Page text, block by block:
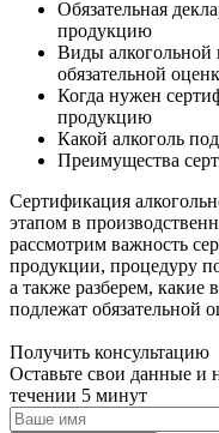
Обязательная
продукцию
Виды алкогольной
обязательной
Когда нужен
продукцию
Какой алкоголь
Преимущества
Сертификация
этапом в
рассмотрим важность
продукции, процедуру
а также разберем, какие
подлежат обязательной
Получить консультацию
Оставьте свои данные и
течении 5 минут